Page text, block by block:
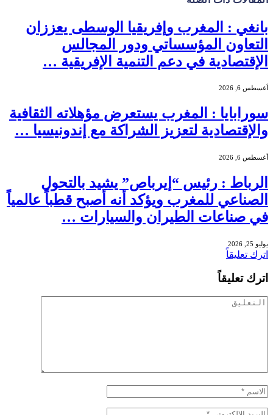
بانغي : المغرب وإفريقيا الوسطى يعززان
التعاون المؤسساتي ودور المجالس
الإقتصادية في دعم التنمية الإفريقية …
أغسطس 6, 2026
سورابايا : المغرب يستعرض مؤهلاته الثقافية
والإقتصادية لتعزيز الشراكة مع إندونيسيا …
أغسطس 6, 2026
الرباط : رئيس “إيرباص” يشيد بالتحول
الصناعي للمغرب ويؤكد أنه أصبح قطباً عالمياً
في صناعات الطيران والسيارات …
يوليو 25, 2026
اترك تعليقاً
اترك تعليقاً